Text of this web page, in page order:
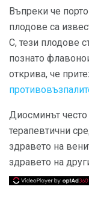
Въпреки че
плодове са
С, тези плодове
познато
открива, че
Диосминът често
терапевтични
здравето на
здравето на